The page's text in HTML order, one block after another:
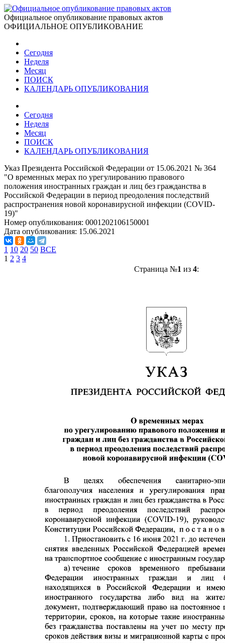
Официальное опубликование правовых актов
ОФИЦИАЛЬНОЕ ОПУБЛИКОВАНИЕ
Сегодня
Неделя
Месяц
ПОИСК
КАЛЕНДАРЬ ОПУБЛИКОВАНИЯ
Сегодня
Неделя
Месяц
ПОИСК
КАЛЕНДАРЬ ОПУБЛИКОВАНИЯ
Указ Президента Российской Федерации от 15.06.2021 № 364
"О временных мерах по урегулированию правового
положения иностранных граждан и лиц без гражданства в
Российской Федерации в период преодоления последствий
распространения новой коронавирусной инфекции (COVID-
19)"
Номер опубликования: 0001202106150001
Дата опубликования: 15.06.2021
1 10 20 50 ВСЕ
1 2 3 4
Страница №1 из 4: